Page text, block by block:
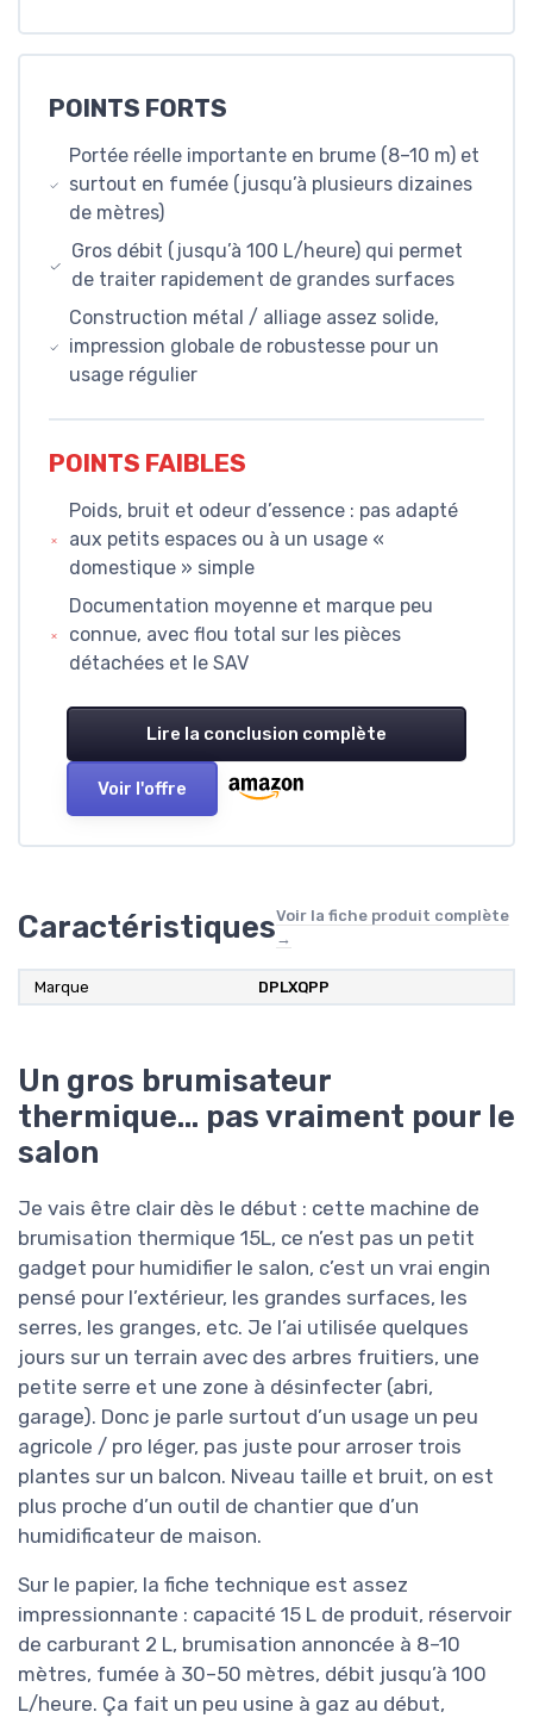
POINTS FORTS
Portée réelle importante en brume (8–10 m) et
surtout en fumée (jusqu’à plusieurs dizaines
de mètres)
Gros débit (jusqu’à 100 L/heure) qui permet
de traiter rapidement de grandes surfaces
Construction métal / alliage assez solide,
impression globale de robustesse pour un
usage régulier
POINTS FAIBLES
Poids, bruit et odeur d’essence : pas adapté
aux petits espaces ou à un usage «
domestique » simple
Documentation moyenne et marque peu
connue, avec flou total sur les pièces
détachées et le SAV
Lire la conclusion complète
Voir l'offre
CaractéristiquesVoir la fiche produit complète
→
Marque ‎DPLXQPP
Un gros brumisateur
thermique… pas vraiment pour le
salon
Je vais être clair dès le début : cette machine de
brumisation thermique 15L, ce n’est pas un petit
gadget pour humidifier le salon, c’est un vrai engin
pensé pour l’extérieur, les grandes surfaces, les
serres, les granges, etc. Je l’ai utilisée quelques
jours sur un terrain avec des arbres fruitiers, une
petite serre et une zone à désinfecter (abri,
garage). Donc je parle surtout d’un usage un peu
agricole / pro léger, pas juste pour arroser trois
plantes sur un balcon. Niveau taille et bruit, on est
plus proche d’un outil de chantier que d’un
humidificateur de maison.
Sur le papier, la fiche technique est assez
impressionnante : capacité 15 L de produit, réservoir
de carburant 2 L, brumisation annoncée à 8–10
mètres, fumée à 30–50 mètres, débit jusqu’à 100
L/heure. Ça fait un peu usine à gaz au début,